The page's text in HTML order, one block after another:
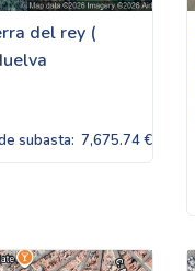
del rey (
subasta: 7,675.74 €